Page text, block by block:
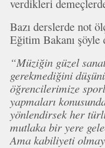
verdikleri
Bazı derslerde not
Eğitim Bakanı şöyle
“Müziğin güzel
gerekmediğini
öğrencilerimize
yapmaları
yönlendirsek her
mutlaka bir yere
Ama kabiliyeti